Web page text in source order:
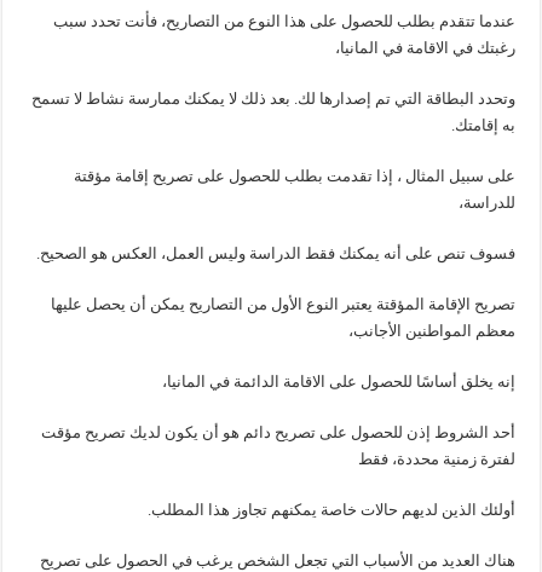
عندما تتقدم بطلب للحصول على هذا النوع من التصاريح، فأنت تحدد سبب
رغبتك في الاقامة في المانيا،
وتحدد البطاقة التي تم إصدارها لك. بعد ذلك لا يمكنك ممارسة نشاط لا تسمح
به إقامتك.
على سبيل المثال ، إذا تقدمت بطلب للحصول على تصريح إقامة مؤقتة
للدراسة،
فسوف تنص على أنه يمكنك فقط الدراسة وليس العمل، العكس هو الصحيح.
تصريح الإقامة المؤقتة يعتبر النوع الأول من التصاريح يمكن أن يحصل عليها
معظم المواطنين الأجانب،
إنه يخلق أساسًا للحصول على الاقامة الدائمة في المانيا،
أحد الشروط إذن للحصول على تصريح دائم هو أن يكون لديك تصريح مؤقت
لفترة زمنية محددة، فقط
أولئك الذين لديهم حالات خاصة يمكنهم تجاوز هذا المطلب.
هناك العديد من الأسباب التي تجعل الشخص يرغب في الحصول على تصريح